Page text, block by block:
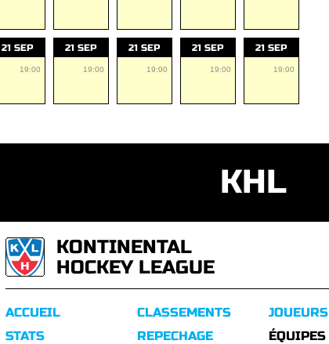
21 SEP
19:00
21 SEP
19:00
21 SEP
19:00
21 SEP
19:00
21 SEP
19:00
KHL
KONTINENTAL
HOCKEY LEAGUE
ACCUEIL
STATS
CLASSEMENTS
REPECHAGE
JOUEURS
ÉQUIPES